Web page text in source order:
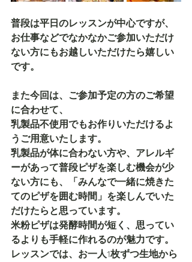
普段は平日のレッスンが中心ですが、
お仕事などでなかなかご参加いただけ
ない方にもお越しいただけたら嬉しい
です。
また今回は、ご参加予定の方のご希望
に合わせて、
乳製品不使用でもお作りいただけるよ
うご用意いたします。
乳製品が体に合わない方や、アレルギ
ーがあって普段ピザを楽しむ機会が少
ない方にも、「みんなで一緒に焼きた
てのピザを囲む時間」を楽しんでいた
だけたらと思っています。
米粉ピザは発酵時間が短く、思ってい
るよりも手軽に作れるのが魅力です。
レッスンでは、お一人1枚ずつ生地から